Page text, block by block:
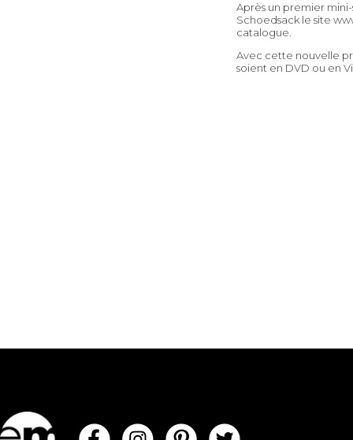
Après un premier
Schoedsack le site
catalogue.
Avec cette nouvelle
soient en DVD ou en